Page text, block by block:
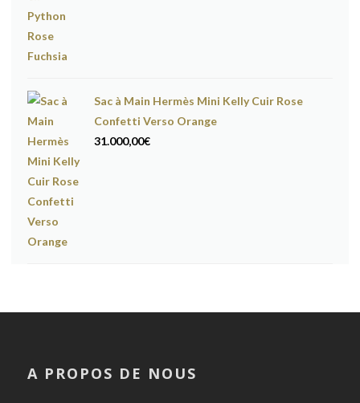
Sac à Main Hermès Mini Kelly Cuir Rose
Confetti Verso Orange
31.000,00€
A PROPOS DE NOUS